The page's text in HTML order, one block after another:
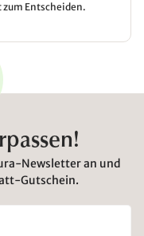
zum Entscheiden.
Newsletter an und
Gutschein.